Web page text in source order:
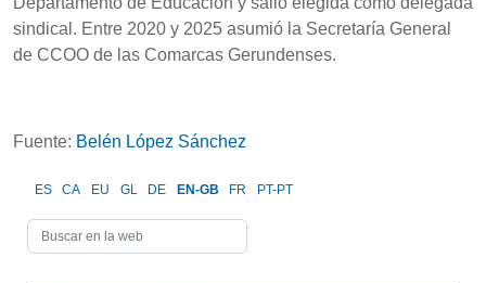
sindical. Entre 2020 y 2025 asumió la Secretaría General
de CCOO de las Comarcas Gerundenses.
Fuente: Belén López Sánchez
ES CA EU GL DE EN-GB FR PT-PT